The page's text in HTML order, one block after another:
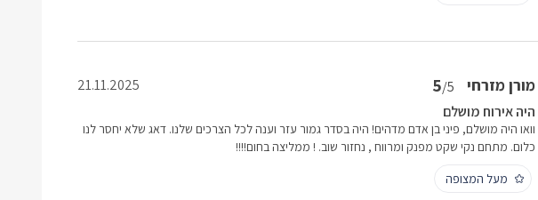
מורן מזרחי 5/5
21.11.2025
היה אירוח מושלם
וואו היה מושלם, פיני בן אדם מדהים! היה בסדר גמור עזר וענה לכל הצרכים שלנו. דאג שלא יחסר לנו
כלום. מתחם נקי שקט מפנק ומרווח , נחזור שוב. ! ממליצה בחום!!!!
מעל המצופה